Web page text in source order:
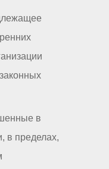
в
в пределах,